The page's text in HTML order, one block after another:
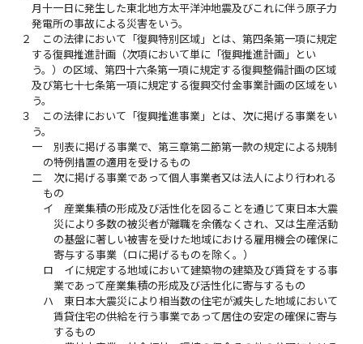
月十一日に発生した東北地方太平洋沖地震及びこれに伴う原子力
発電所の事故による災害をいう。
２
この法律において「復興特別区域」とは、第四条第一項に規定
する復興推進計画（次項において単に「復興推進計画」とい
う。）の区域、第四十六条第一項に規定する復興整備計画の区域
及び第七十七条第一項に規定する復興交付金事業計画の区域をい
う。
３
この法律において「復興推進事業」とは、次に掲げる事業をい
う。
一
別表に掲げる事業で、第三章第二節第一款の規定による規制
の特例措置の適用を受けるもの
二
次に掲げる事業であって個人事業者又は法人により行われる
もの
イ
産業集積の形成及び活性化を図ることを通じて東日本大震
災により多数の被災者が離職を余儀なくされ、又は生産活動
の基盤に著しい被害を受けた地域における雇用機会の確保に
寄与する事業（ロに掲げるものを除く。）
ロ
イに規定する地域において建築物の建築及び賃貸をする事
業であって産業集積の形成及び活性化に寄与するもの
ハ
東日本大震災により相当数の住宅が滅失した地域において
賃貸住宅の供給を行う事業であって居住の安定の確保に寄与
するもの